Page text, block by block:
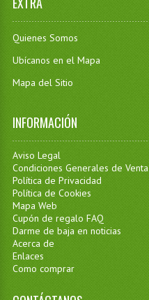
Quienes Somos
Ubícanos en el Mapa
Mapa del Sitio
INFORMACIÓN
Aviso Legal
Condiciones Generales de Venta
Política de Privacidad
Política de Cookies
Mapa Web
Cupón de regalo FAQ
Darme de baja en noticias
Acerca de
Enlaces
Como comprar